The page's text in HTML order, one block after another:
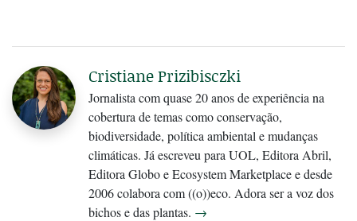
Cristiane Prizibisczki
Jornalista com quase 20 anos de experiência na
cobertura de temas como conservação,
biodiversidade, política ambiental e mudanças
climáticas. Já escreveu para UOL, Editora Abril,
Editora Globo e Ecosystem Marketplace e desde
2006 colabora com ((o))eco. Adora ser a voz dos
bichos e das plantas. →